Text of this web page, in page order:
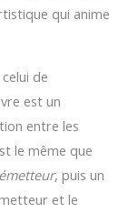
qui anime
de
est un
entre les
le même que
émetteur, puis un
et le